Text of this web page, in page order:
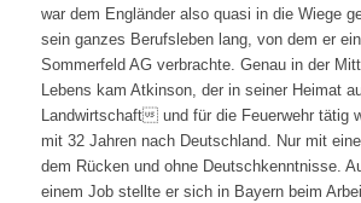
war dem Engländer also quasi in die Wiege
sein ganzes Berufsleben lang, von dem er
Sommerfeld AG verbrachte. Genau in der
Lebens kam Atkinson, der in seiner Heimat
Landwirtschaft und für die Feuerwehr tätig
mit 32 Jahren nach Deutschland. Nur mit
dem Rücken und ohne Deutschkenntnisse.
einem Job stellte er sich in Bayern beim